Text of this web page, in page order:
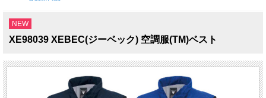
NEW
XE98039 XEBEC(ジーベック) 空調服(TM)ベスト